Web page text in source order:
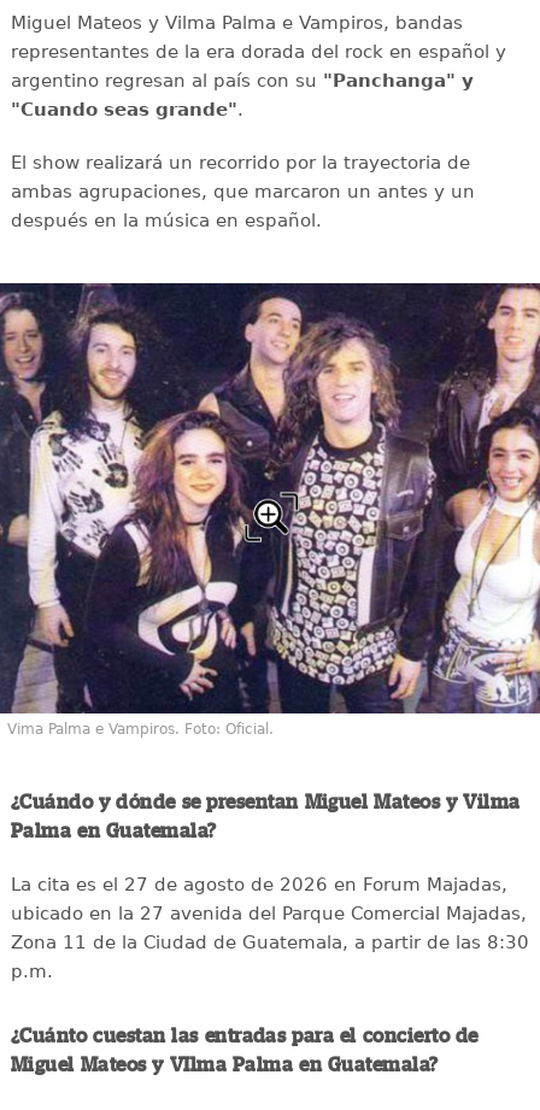
Miguel Mateos y Vilma Palma e Vampiros, bandas
representantes de la era dorada del rock en español y
argentino regresan al país con su "Panchanga" y
"Cuando seas grande".
El show realizará un recorrido por la trayectoria de
ambas agrupaciones, que marcaron un antes y un
después en la música en español.
Vima Palma e Vampiros. Foto: Oficial.
¿Cuándo y dónde se presentan Miguel Mateos y Vilma
Palma en Guatemala?
La cita es el 27 de agosto de 2026 en Forum Majadas,
ubicado en la 27 avenida del Parque Comercial Majadas,
Zona 11 de la Ciudad de Guatemala, a partir de las 8:30
p.m.
¿Cuánto cuestan las entradas para el concierto de
Miguel Mateos y VIlma Palma en Guatemala?